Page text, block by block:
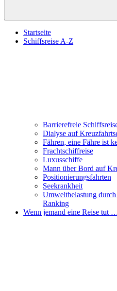
Startseite
Schiffsreise A-Z
Barrierefreie
Dialyse auf
Fähren, eine Fähre ist
Frachtschiffreise
Luxusschiffe
Mann über Bord auf
Positionierungsfahrten
Seekrankheit
Umweltbelastung
Ranking
Wenn jemand eine Reise tut